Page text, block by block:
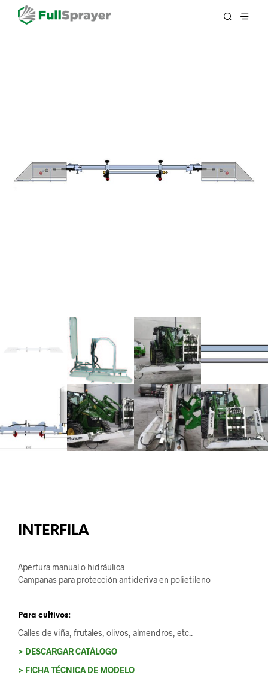
INTERFILA
Apertura manual o hidráulica
Campanas para protección antideriva en polietileno
Para cultivos:
Calles de viña, frutales, olivos, almendros, etc..
> DESCARGAR CATÁLOGO
> FICHA TÉCNICA DE MODELO